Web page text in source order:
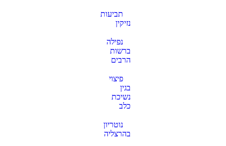
תביעות
נזיקין
נפילה
ברשות
הרבים
פיצוי
בגין
נשיכת
כלב
נוטריון
בהרצליה